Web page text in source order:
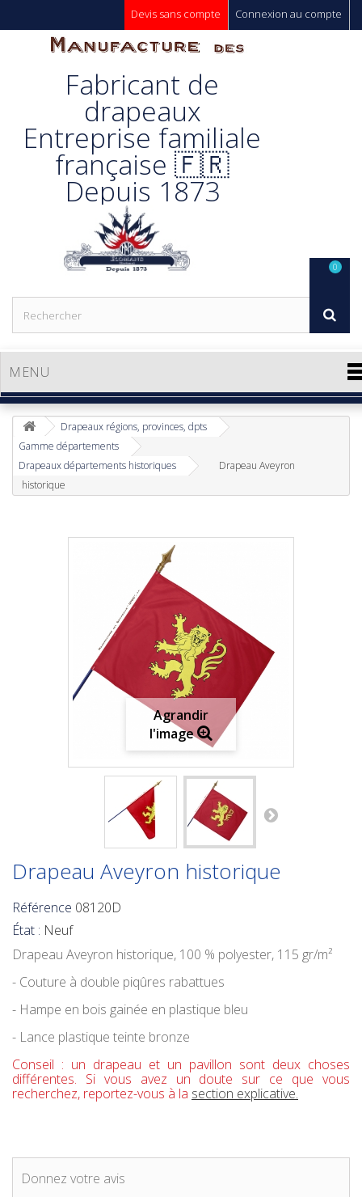
Connexion au compte
Devis sans compte
Manufacture
Des
Drapeaux
Unic s.a.
Fabricant de
drapeaux
Entreprise familiale
française 🇫🇷
Depuis 1873
MENU
0
Drapeaux régions, provinces, dpts
Gamme départements
Drapeaux départements historiques
Drapeau Aveyron
historique
Agrandir
l'image
Drapeau Aveyron historique
Référence 08120D
État : Neuf
Drapeau Aveyron historique, 100 % polyester, 115 gr/m²
- Couture à double piqûres rabattues
- Hampe en bois gainée en plastique bleu
- Lance plastique teinte bronze
Conseil : un drapeau et un pavillon sont deux choses
différentes. Si vous avez un doute sur ce que vous
recherchez, reportez-vous à la section explicative.
Donnez votre avis